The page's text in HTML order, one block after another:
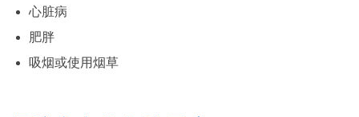
心脏病
肥胖
吸烟或使用烟草